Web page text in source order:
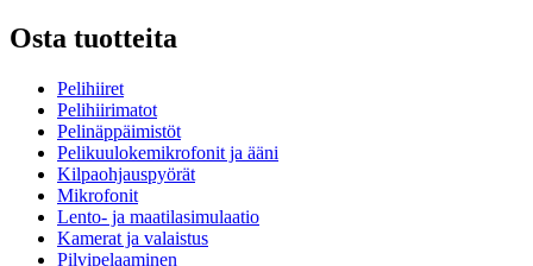
Osta tuotteita
Pelihiiret
Pelihiirimatot
Pelinäppäimistöt
Pelikuulokemikrofonit ja ääni
Kilpaohjauspyörät
Mikrofonit
Lento- ja maatilasimulaatio
Kamerat ja valaistus
Pilvipelaaminen